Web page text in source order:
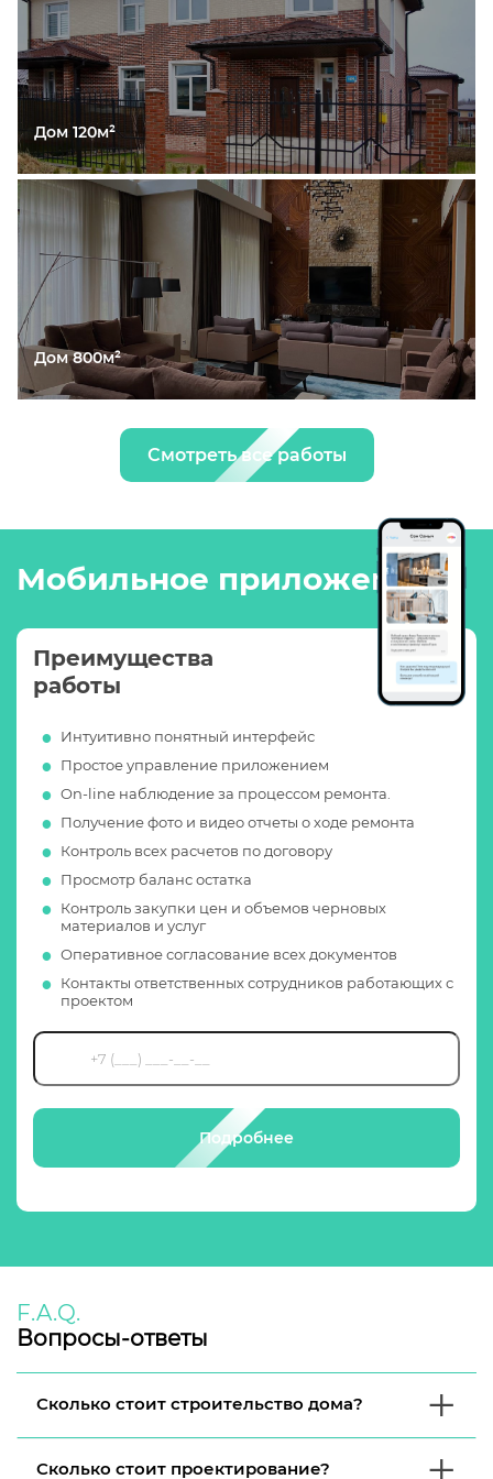
Дом 120м²
Дом 800м²
Смотреть все работы
Мобильное приложение
Преимущества
работы
Интуитивно понятный интерфейс
Простое управление приложением
On-line наблюдение за процессом ремонта.
Получение фото и видео отчеты о ходе ремонта
Контроль всех расчетов по договору
Просмотр баланс остатка
Контроль закупки цен и объемов черновых
материалов и услуг
Оперативное согласование всех документов
Контакты ответственных сотрудников работающих с
проектом
Подробнее
F.A.Q.
Вопросы-ответы
Сколько стоит строительство дома?
Сколько стоит проектирование?